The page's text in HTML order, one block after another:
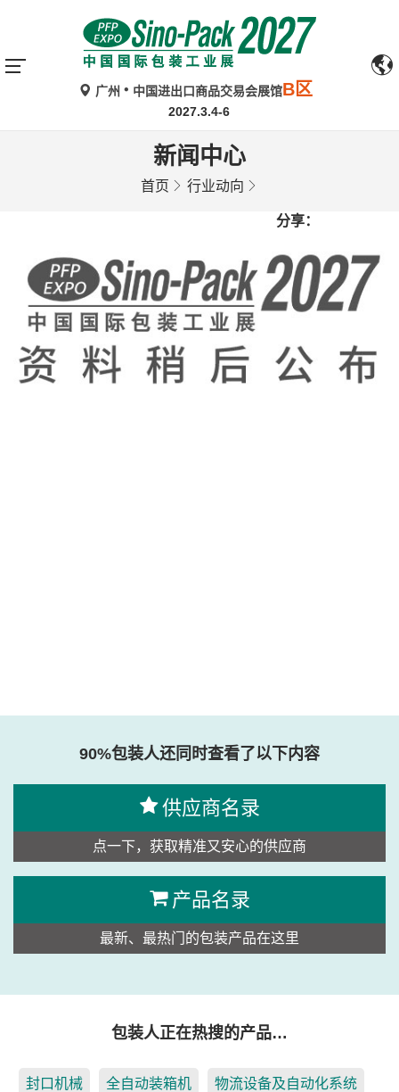
广州 中国进出口商品交易会展馆B区
2027.3.4-6
新闻中心
首页 行业动向
分享：
90%包装人还同时查看了以下内容
供应商名录
点一下，获取精准又安心的供应商
产品名录
最新、最热门的包装产品在这里
包装人正在热搜的产品…
封口机械 全自动装箱机 物流设备及自动化系统